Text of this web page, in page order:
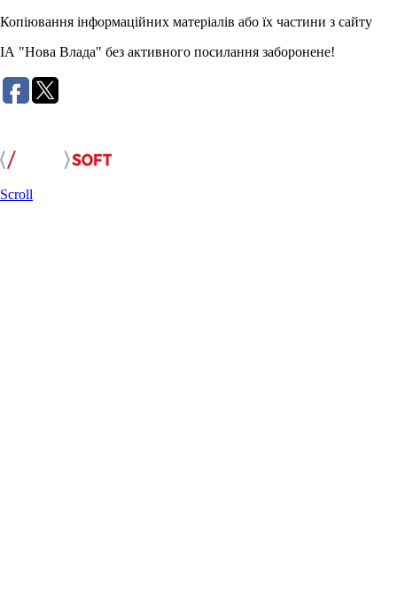
Копіювання інформаційних матеріалів або їх частини з сайту
ІА "Нова Влада" без активного посилання заборонене!
Scroll